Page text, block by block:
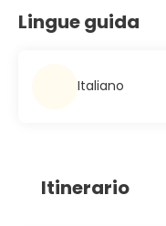
Lingue guida
Italiano
Itinerario